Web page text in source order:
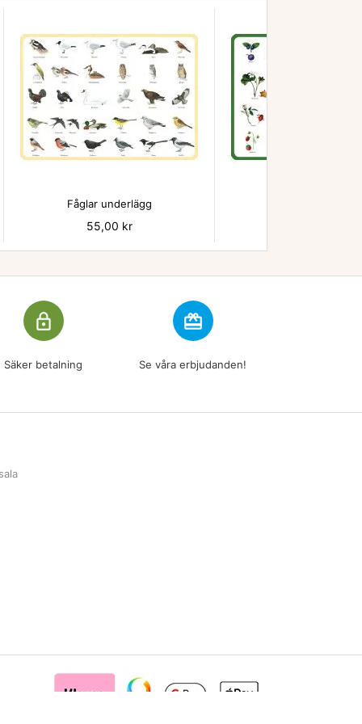

Fåglar underlägg
Pris
55,00 kr
lock_outline
Säker betalning
redeem
Se våra erbjudanden!